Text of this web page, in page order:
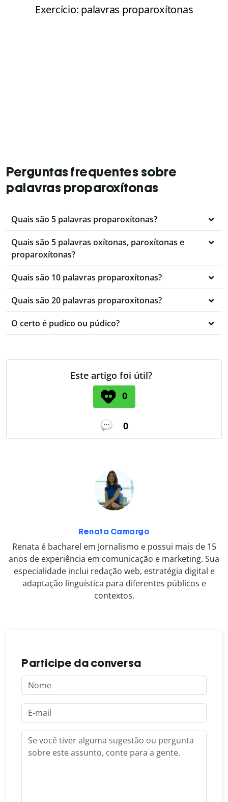
Perguntas frequentes sobre
palavras proparoxítonas
Quais são 5 palavras proparoxítonas?
Quais são 5 palavras oxítonas, paroxítonas e
proparoxítonas?
Quais são 10 palavras proparoxítonas?
Quais são 20 palavras proparoxítonas?
O certo é pudico ou púdico?
Este artigo foi útil?
0
0
Renata Camargo
Renata é bacharel em Jornalismo e possui mais de 15
anos de experiência em comunicação e marketing. Sua
especialidade inclui redação web, estratégia digital e
adaptação linguística para diferentes públicos e
contextos.
Participe da conversa